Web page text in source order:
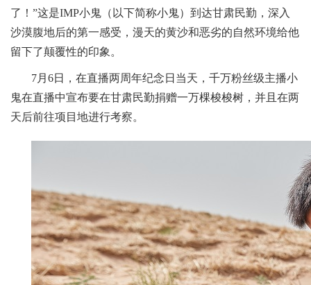
了！”这是IMP小鬼（以下简称小鬼）到达甘肃民勤，深入
沙漠腹地后的第一感受，漫天的黄沙和恶劣的自然环境给他
留下了颠覆性的印象。
7月6日，在直播两周年纪念日当天，千万粉丝级主播小
鬼在直播中宣布要在甘肃民勤捐赠一万棵梭梭树，并且在两
天后前往项目地进行考察。